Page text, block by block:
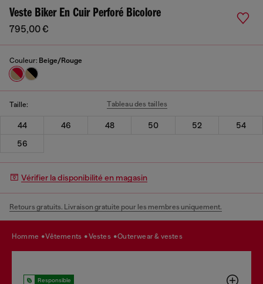
Veste Biker En Cuir Perforé Bicolore
795,00 €
Couleur: Beige/Rouge
Taille: Tableau des tailles
44 46 48 50 52
54
56
Vérifier la disponibilité en magasin
Retours gratuits. Livraison gratuite pour les membres uniquement.
homme vêtements vestes outerwear & vestes
Responsible